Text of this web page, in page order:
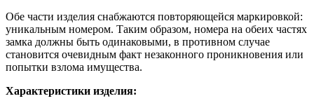
Обе части изделия снабжаются повторяющейся маркировкой:
уникальным номером. Таким образом, номера на обеих частях
замка должны быть одинаковыми, в противном случае
становится очевидным факт незаконного проникновения или
попытки взлома имущества.
Характеристики изделия: